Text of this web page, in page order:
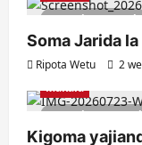
1 minute read
Soma Jarida
Ripota Wetu 2
4 minutes read
Makala
Kigoma